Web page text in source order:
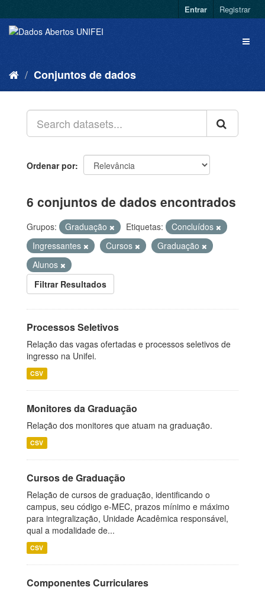
Entrar Registrar
Conjuntos de dados
Ordenar por
6 conjuntos de dados encontrados
Grupos: Graduação Etiquetas:
Concluídos
Ingressantes
Cursos
Graduação
Alunos
Filtrar Resultados
Processos Seletivos
Relação das vagas ofertadas e processos seletivos de
ingresso na Unifei.
CSV
Monitores da Graduação
Relação dos monitores que atuam na graduação.
CSV
Cursos de Graduação
Relação de cursos de graduação, identificando o
campus, seu código e-MEC, prazos mínimo e máximo
para integralização, Unidade Acadêmica responsável,
qual a modalidade de...
CSV
Componentes Curriculares